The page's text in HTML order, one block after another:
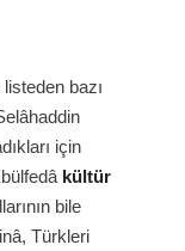
bazı
için
kültür
bile
Türkleri